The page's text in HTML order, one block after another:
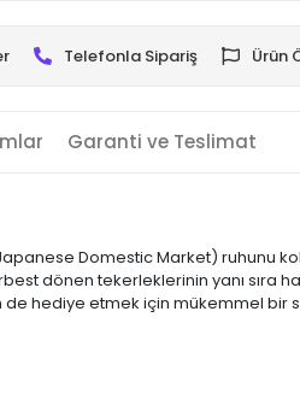
Telefonla Sipariş Ürün
Garanti ve Teslimat
Domestic Market) ruhunu
dönen tekerleklerinin yanı sıra
de hediye etmek için mükemmel bir